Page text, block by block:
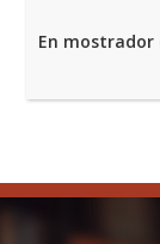
En mostrador